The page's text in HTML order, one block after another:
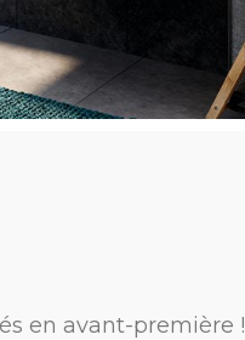
en avant-première !